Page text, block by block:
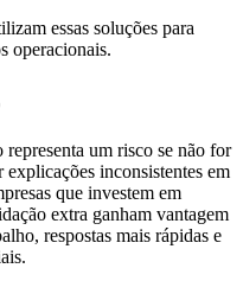
essas soluções para
operacionais.
um risco se não for
inconsistentes em
que investem em
extra ganham vantagem
respostas mais rápidas e